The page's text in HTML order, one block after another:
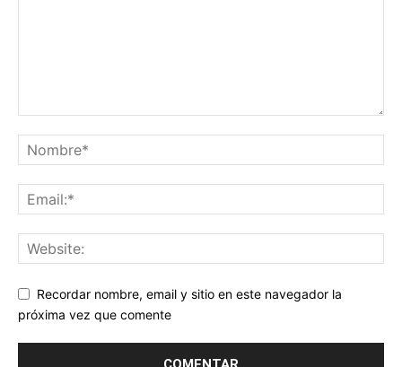
Recordar nombre, email y sitio en este navegador la
próxima vez que comente